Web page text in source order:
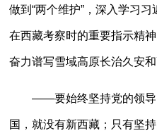
做到“两个维护”，深入学习
在西藏考察时的重要指示精
奋力谱写雪域高原长治久安
——要始终坚持党的领导
国，就没有新西藏；只有坚